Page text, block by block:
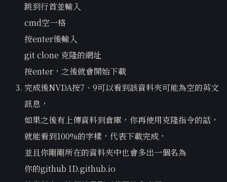
跳到行首並輸入
cmd空一格
按enter後輸入
git clone 克隆的網址
按enter，之後就會開始下載
完成後NVDA按7、9可以看到該資料夾可能為空的英文
訊息，
如果之後有上傳資料到倉庫，你再使用克隆指令的話，
就能看到100%的字樣，代表下載完成，
並且你剛剛所在的資料夾中也會多出一個名為
你的github ID.github.io